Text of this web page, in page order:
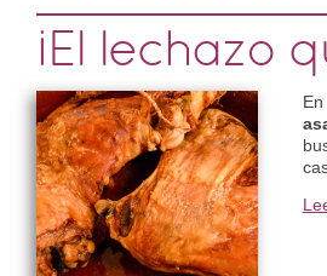
¡El lechazo